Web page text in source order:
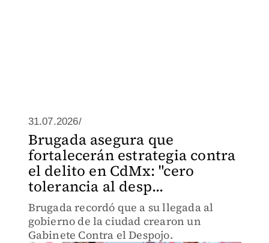
31.07.2026/
Brugada asegura que
fortalecerán estrategia contra
el delito en CdMx: "cero
tolerancia al desp...
Brugada recordó que a su llegada al
gobierno de la ciudad crearon un
Gabinete Contra el Despojo.